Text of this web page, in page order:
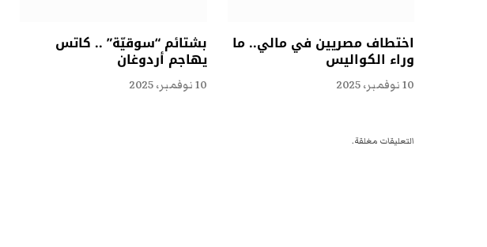
اختطاف مصريين في مالي.. ما
وراء الكواليس
10 نوفمبر، 2025
بشتائم “سوقيّة” .. كاتس
يهاجم أردوغان
10 نوفمبر، 2025
التعليقات مغلقة.